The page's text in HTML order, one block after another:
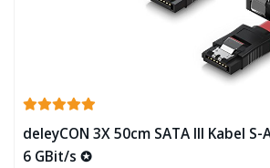
deleyCON 3X 50cm SATA III Kabel
6 GBit/s ✪